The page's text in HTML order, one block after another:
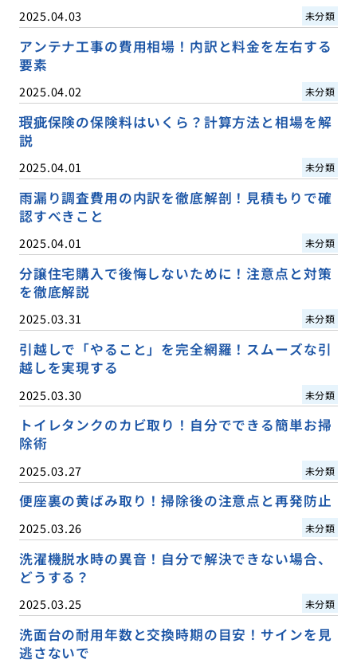
2025.04.03 未分類
アンテナ工事の費用相場！内訳と料金を左右する
要素
2025.04.02 未分類
瑕疵保険の保険料はいくら？計算方法と相場を解
説
2025.04.01 未分類
雨漏り調査費用の内訳を徹底解剖！見積もりで確
認すべきこと
2025.04.01 未分類
分譲住宅購入で後悔しないために！注意点と対策
を徹底解説
2025.03.31 未分類
引越しで「やること」を完全網羅！スムーズな引
越しを実現する
2025.03.30 未分類
トイレタンクのカビ取り！自分でできる簡単お掃
除術
2025.03.27 未分類
便座裏の黄ばみ取り！掃除後の注意点と再発防止
2025.03.26 未分類
洗濯機脱水時の異音！自分で解決できない場合、
どうする？
2025.03.25 未分類
洗面台の耐用年数と交換時期の目安！サインを見
逃さないで